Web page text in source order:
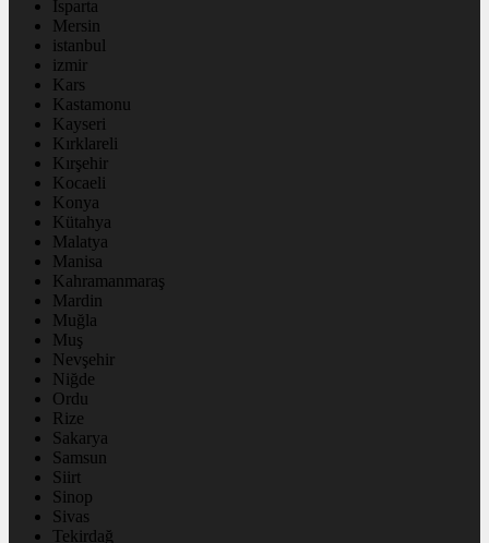
Isparta
Mersin
istanbul
izmir
Kars
Kastamonu
Kayseri
Kırklareli
Kırşehir
Kocaeli
Konya
Kütahya
Malatya
Manisa
Kahramanmaraş
Mardin
Muğla
Muş
Nevşehir
Niğde
Ordu
Rize
Sakarya
Samsun
Siirt
Sinop
Sivas
Tekirdağ